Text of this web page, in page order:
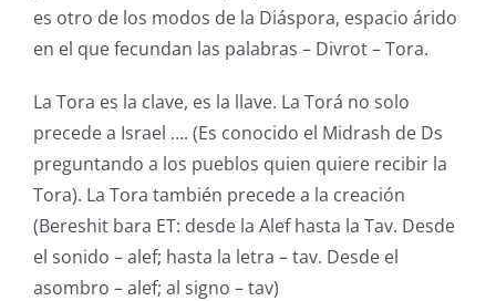
es otro de los modos de la Diáspora, espacio árido
en el que fecundan las palabras – Divrot – Tora.
La Tora es la clave, es la llave. La Torá no solo
precede a Israel …. (Es conocido el Midrash de Ds
preguntando a los pueblos quien quiere recibir la
Tora). La Tora también precede a la creación
(Bereshit bara ET: desde la Alef hasta la Tav. Desde
el sonido – alef; hasta la letra – tav. Desde el
asombro – alef; al signo – tav)